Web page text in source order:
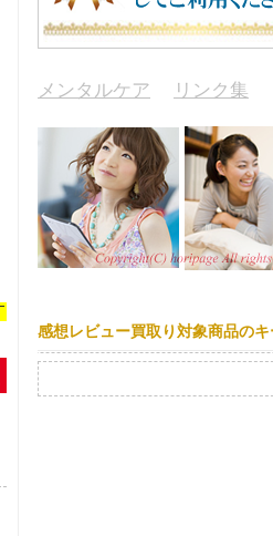
メンタルケア リンク集
感想レビュー買取り対象商品の
検索: